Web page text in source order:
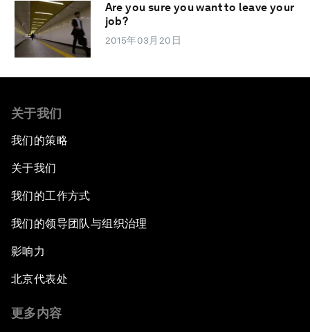
Are you sure you want to leave your
job?
2015年03月20日
关于我们
我们的策略
关于我们
我们的工作方式
我们的领导团队与组织治理
影响力
北京代表处
更多内容